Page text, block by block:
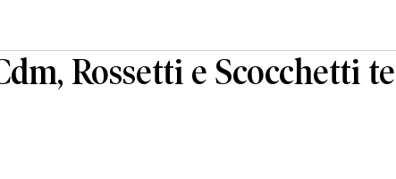
Rossetti e Scocchetti